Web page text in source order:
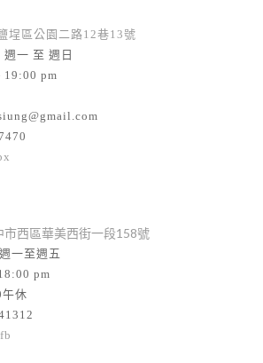
埕區公園二路12巷13號
週一 至 週日
pm
市西區華美西街一段158號
週一至週五
pm
休